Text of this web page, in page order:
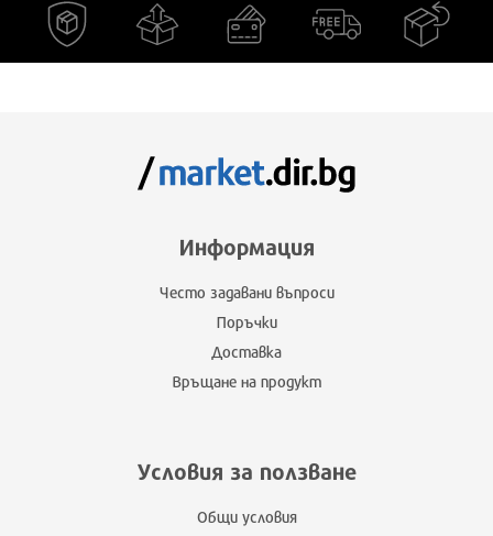
Информация
Често задавани въпроси
Поръчки
Доставка
Връщане на продукт
Условия за ползване
Общи условия